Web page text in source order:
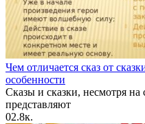
Чем отличается сказ от
особенности
Сказы и сказки, несмотря на
представляют
02.8к.